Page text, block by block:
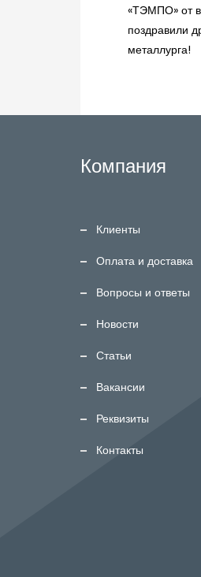
«ТЭМПО» от
поздравили
металлурга!
Компания
Клиенты
Оплата и доставка
Вопросы и ответы
Новости
Статьи
Вакансии
Реквизиты
Контакты